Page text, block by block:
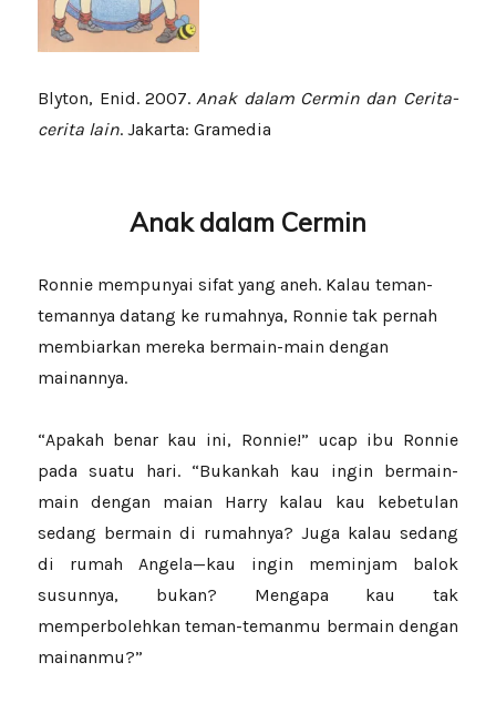
Blyton, Enid. 2007. Anak dalam Cermin dan Cerita-
cerita lain. Jakarta: Gramedia
Anak dalam Cermin
Ronnie mempunyai sifat yang aneh. Kalau teman-
temannya datang ke rumahnya, Ronnie tak pernah
membiarkan mereka bermain-main dengan
mainannya.
“Apakah benar kau ini, Ronnie!” ucap ibu Ronnie
pada suatu hari. “Bukankah kau ingin bermain-
main dengan maian Harry kalau kau kebetulan
sedang bermain di rumahnya? Juga kalau sedang
di rumah Angela—kau ingin meminjam balok
susunnya, bukan? Mengapa kau tak
memperbolehkan teman-temanmu bermain dengan
mainanmu?”